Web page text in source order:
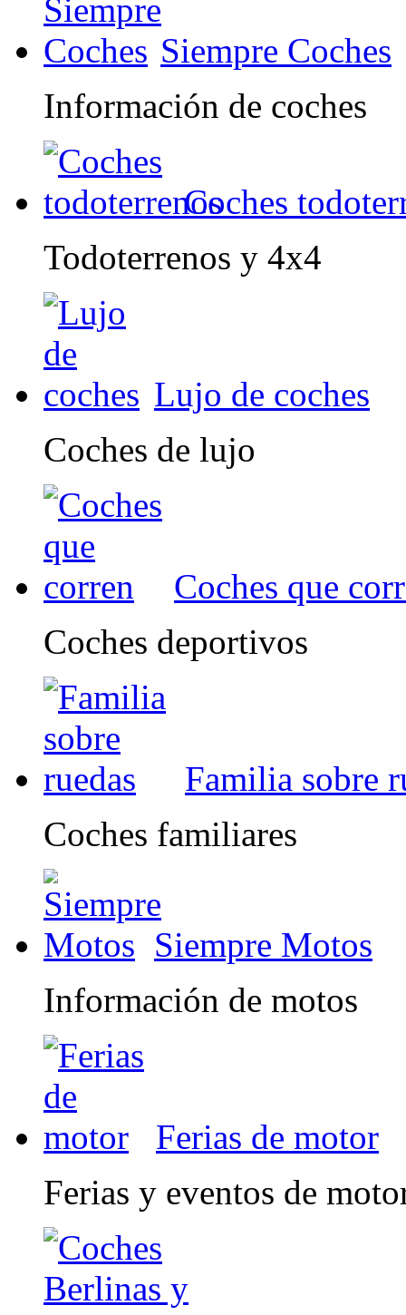
Siempre Coches
Información de coches
Coches
Todoterrenos y 4x4
Lujo de coches
Coches de lujo
Coches que
Coches deportivos
Familia sobre
Coches familiares
Siempre Motos
Información de motos
Ferias de motor
Ferias y eventos de